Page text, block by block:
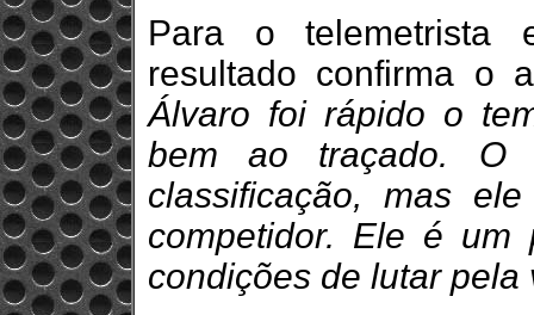
Para o telemetrista
resultado confirma o
Álvaro foi rápido o
bem ao traçado. O
classificação, mas
competidor. Ele é
condições de lutar pela